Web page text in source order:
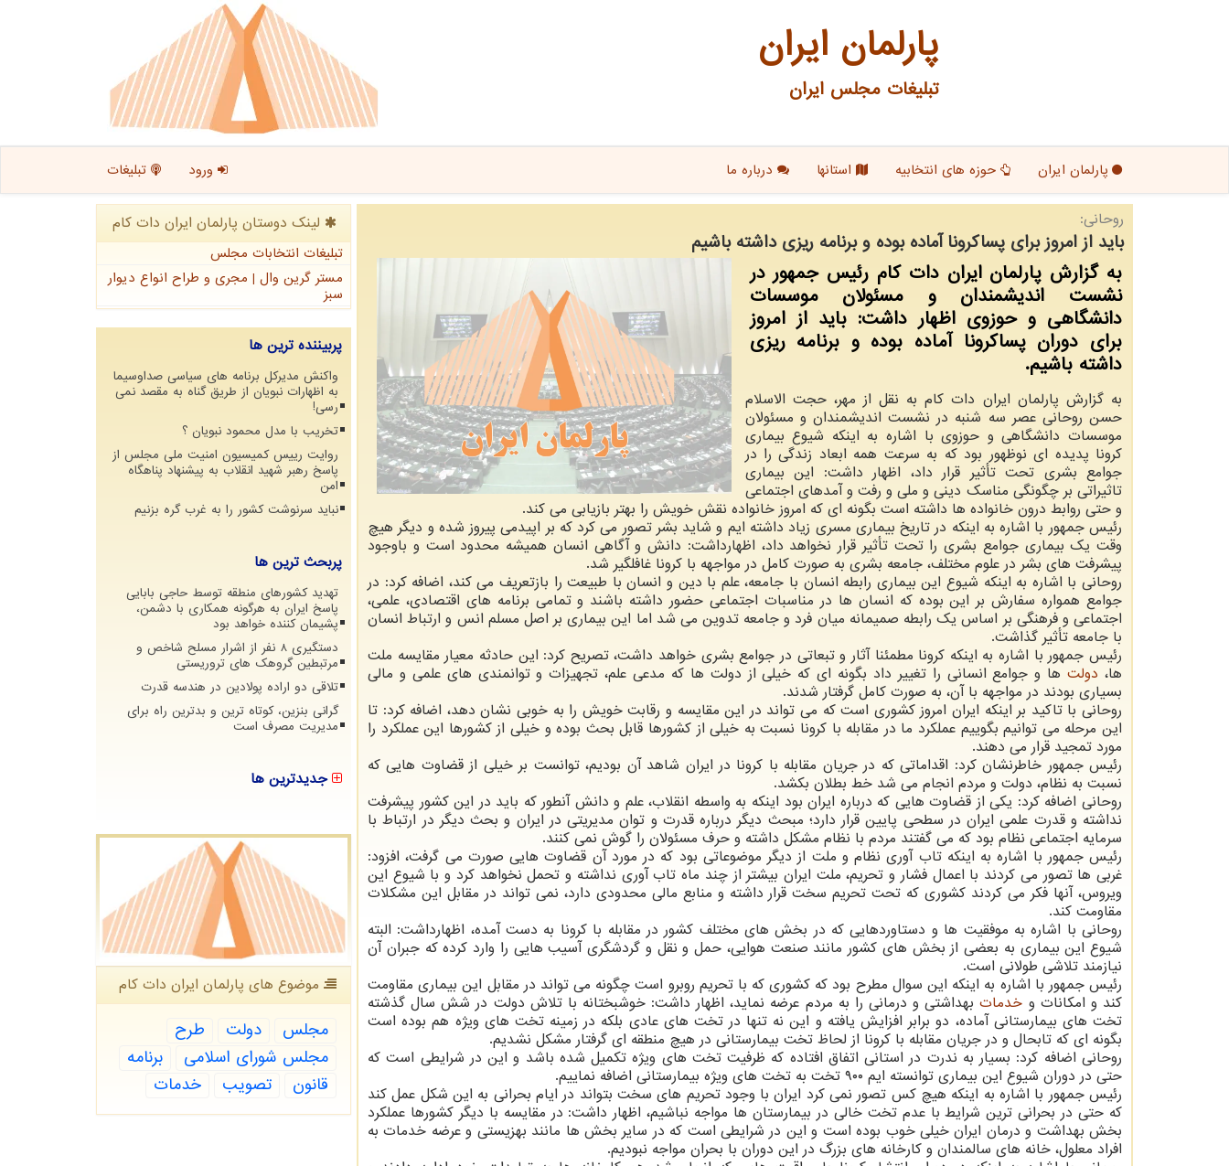
پارلمان ایران
تبلیغات مجلس ایران
پارلمان ایران حوزه های انتخابیه استانها درباره ما ورود تبلیغات
روحانی:
باید از امروز برای پساكرونا آماده بوده و برنامه ریزی داشته باشیم
به گزارش پارلمان ایران دات كام رئیس جمهور در
نشست اندیشمندان و مسئولان موسسات
دانشگاهی و حوزوی اظهار داشت: باید از امروز
برای دوران پساكرونا آماده بوده و برنامه ریزی
داشته باشیم.
به گزارش پارلمان ایران دات کام به نقل از مهر، حجت الاسلام
حسن روحانی عصر سه شنبه در نشست اندیشمندان و مسئولان
موسسات دانشگاهی و حوزوی با اشاره به اینکه شیوع بیماری
کرونا پدیده ای نوظهور بود که به سرعت همه ابعاد زندگی را در
جوامع بشری تحت تأثیر قرار داد، اظهار داشت: این بیماری
تاثیراتی بر چگونگی مناسک دینی و ملی و رفت و آمدهای اجتماعی
و حتی روابط درون خانواده ها داشته است بگونه ای که امروز خانواده نقش خویش را بهتر بازیابی می کند.
رئیس جمهور با اشاره به اینکه در تاریخ بیماری مسری زیاد داشته ایم و شاید بشر تصور می کرد که بر اپیدمی پیروز شده و دیگر هیچ
وقت یک بیماری جوامع بشری را تحت تأثیر قرار نخواهد داد، اظهارداشت: دانش و آگاهی انسان همیشه محدود است و باوجود
پیشرفت های بشر در علوم مختلف، جامعه بشری به صورت کامل در مواجهه با کرونا غافلگیر شد.
روحانی با اشاره به اینکه شیوع این بیماری رابطه انسان با جامعه، علم با دین و انسان با طبیعت را بازتعریف می کند، اضافه کرد: در
جوامع همواره سفارش بر این بوده که انسان ها در مناسبات اجتماعی حضور داشته باشند و تمامی برنامه های اقتصادی، علمی،
اجتماعی و فرهنگی بر اساس یک رابطه صمیمانه میان فرد و جامعه تدوین می شد اما این بیماری بر اصل مسلم انس و ارتباط انسان
با جامعه تأثیر گذاشت.
رئیس جمهور با اشاره به اینکه کرونا مطمئنا آثار و تبعاتی در جوامع بشری خواهد داشت، تصریح کرد: این حادثه معیار مقایسه ملت
ها، دولتها و جوامع انسانی را تغییر داد بگونه ای که خیلی از دولت ها که مدعی علم، تجهیزات و توانمندی های علمی و مالی
بسیاری بودند در مواجهه با آن، به صورت کامل گرفتار شدند.
روحانی با تاکید بر اینکه ایران امروز کشوری است که می تواند در این مقایسه و رقابت خویش را به خوبی نشان دهد، اضافه کرد: تا
این مرحله می توانیم بگوییم عملکرد ما در مقابله با کرونا نسبت به خیلی از کشورها قابل بحث بوده و خیلی از کشورها این عملکرد را
مورد تمجید قرار می دهند.
رئیس جمهور خاطرنشان کرد: اقداماتی که در جریان مقابله با کرونا در ایران شاهد آن بودیم، توانست بر خیلی از قضاوت هایی که
نسبت به نظام، دولت و مردم انجام می شد خط بطلان بکشد.
روحانی اضافه کرد: یکی از قضاوت هایی که درباره ایران بود اینکه به واسطه انقلاب، علم و دانش آنطور که باید در این کشور پیشرفت
نداشته و قدرت علمی ایران در سطحی پایین قرار دارد؛ مبحث دیگر درباره قدرت و توان مدیریتی در ایران و بحث دیگر در ارتباط با
سرمایه اجتماعی نظام بود که می گفتند مردم با نظام مشکل داشته و حرف مسئولان را گوش نمی کنند.
رئیس جمهور با اشاره به اینکه تاب آوری نظام و ملت از دیگر موضوعاتی بود که در مورد آن قضاوت هایی صورت می گرفت، افزود:
غربی ها تصور می کردند با اعمال فشار و تحریم، ملت ایران بیشتر از چند ماه تاب آوری نداشته و تحمل نخواهد کرد و با شیوع این
ویروس، آنها فکر می کردند کشوری که تحت تحریم سخت قرار داشته و منابع مالی محدودی دارد، نمی تواند در مقابل این مشکلات
مقاومت کند.
روحانی با اشاره به موفقیت ها و دستاوردهایی که در بخش های مختلف کشور در مقابله با کرونا به دست آمده، اظهارداشت: البته
شیوع این بیماری به بعضی از بخش های کشور مانند صنعت هوایی، حمل و نقل و گردشگری آسیب هایی را وارد کرده که جبران آن
نیازمند تلاشی طولانی است.
رئیس جمهور با اشاره به اینکه این سوال مطرح بود که کشوری که با تحریم روبرو است چگونه می تواند در مقابل این بیماری مقاومت
کند و امکانات و خدماتبهداشتی و درمانی را به مردم عرضه نماید، اظهار داشت: خوشبختانه با تلاش دولت در شش سال گذشته
تخت های بیمارستانی آماده، دو برابر افزایش یافته و این نه تنها در تخت های عادی بلکه در زمینه تخت های ویژه هم بوده است
بگونه ای که تابحال و در جریان مقابله با کرونا از لحاظ تخت بیمارستانی در هیچ منطقه ای گرفتار مشکل نشدیم.
روحانی اضافه کرد: بسیار به ندرت در استانی اتفاق افتاده که ظرفیت تخت های ویژه تکمیل شده باشد و این در شرایطی است که
حتی در دوران شیوع این بیماری توانسته ایم ۹۰۰ تخت به تخت های ویژه بیمارستانی اضافه نماییم.
رئیس جمهور با اشاره به اینکه هیچ کس تصور نمی کرد ایران با وجود تحریم های سخت بتواند در ایام بحرانی به این شکل عمل کند
که حتی در بحرانی ترین شرایط با عدم تخت خالی در بیمارستان ها مواجه نباشیم، اظهار داشت: در مقایسه با دیگر کشورها عملکرد
بخش بهداشت و درمان ایران خیلی خوب بوده است و این در شرایطی است که در سایر بخش ها مانند بهزیستی و عرضه خدمات به
افراد معلول، خانه های سالمندان و کارخانه های بزرگ در این دوران با بحران مواجه نبودیم.
لینک دوستان پارلمان ایران دات كام
تبلیغات انتخابات مجلس
مستر گرین وال | مجری و طراح انواع دیوار
سبز
پربیننده ترین ها
واکنش مدیرکل برنامه های سیاسی صداوسیما
به اظهارات نبویان از طریق گناه به مقصد نمی
رسی!
تخریب با مدل محمود نبویان ؟
روایت رییس کمیسیون امنیت ملی مجلس از
پاسخ رهبر شهید انقلاب به پیشنهاد پناهگاه
امن
نباید سرنوشت کشور را به غرب گره بزنیم
پربحث ترین ها
تهدید کشورهای منطقه توسط حاجی بابایی
پاسخ ایران به هرگونه همکاری با دشمن،
پشیمان کننده خواهد بود
دستگیری 8 نفر از اشرار مسلح شاخص و
مرتبطین گروهک های تروریستی
تلاقی دو اراده پولادین در هندسه قدرت
گرانی بنزین، کوتاه ترین و بدترین راه برای
مدیریت مصرف است
جدیدترین ها
موضوع های پارلمان ایران دات كام
مجلس دولت
طرح
مجلس شورای اسلامی
برنامه
قانون
تصویب خدمات